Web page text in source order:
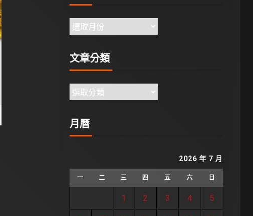
文章分類
月曆
2026 年 7 月
一 二 三 四 五 六 日
1 2 3 4 5